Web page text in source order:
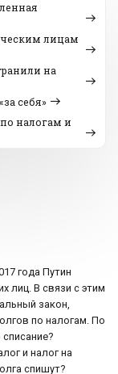
лицам
на
себя»
налогам и
года Путин
лиц. В связи с этим
закон,
по налогам. По
и налог на
спишут?